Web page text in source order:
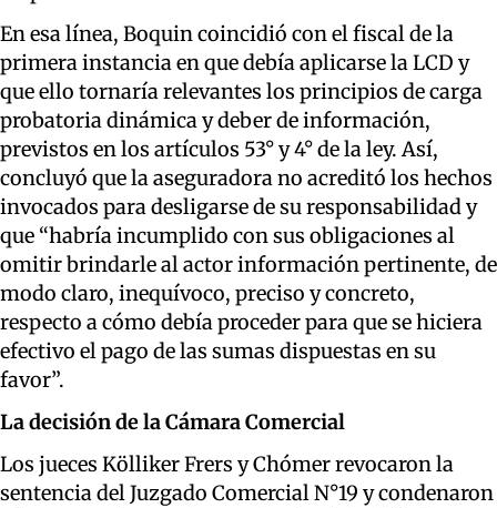
En esa línea, Boquin coincidió con el fiscal de la
primera instancia en que debía aplicarse la LCD y
que ello tornaría relevantes los principios de carga
probatoria dinámica y deber de información,
previstos en los artículos 53° y 4° de la ley. Así,
concluyó que la aseguradora no acreditó los hechos
invocados para desligarse de su responsabilidad y
que “habría incumplido con sus obligaciones al
omitir brindarle al actor información pertinente, de
modo claro, inequívoco, preciso y concreto,
respecto a cómo debía proceder para que se hiciera
efectivo el pago de las sumas dispuestas en su
favor”.
La decisión de la Cámara Comercial
Los jueces Kölliker Frers y Chómer revocaron la
sentencia del Juzgado Comercial N°19 y condenaron